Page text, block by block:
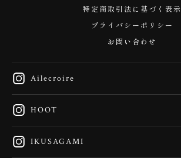
特定商取引法に基づく表示
プライバシーポリシー
お問い合わせ
Ailecroire
HOOT
IKUSAGAMI